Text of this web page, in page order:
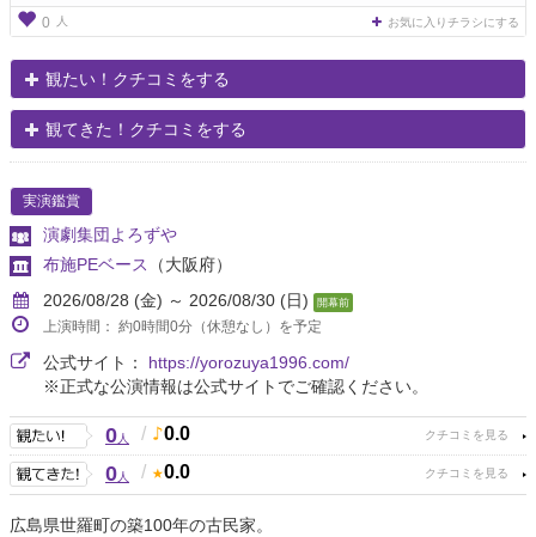
0 人 お気に入りチラシにする
観たい！クチコミをする
観てきた！クチコミをする
実演鑑賞
演劇集団よろずや
布施PEベース
（大阪府）
2026/08/28 (金) ～ 2026/08/30 (日)
開幕前
上演時間： 約0時間0分（休憩なし）を予定
公式サイト： https://yorozuya1996.com/
※正式な公演情報は公式サイトでご確認ください。
0人 / 0.0
0人 / 0.0
広島県世羅町の築100年の古民家。